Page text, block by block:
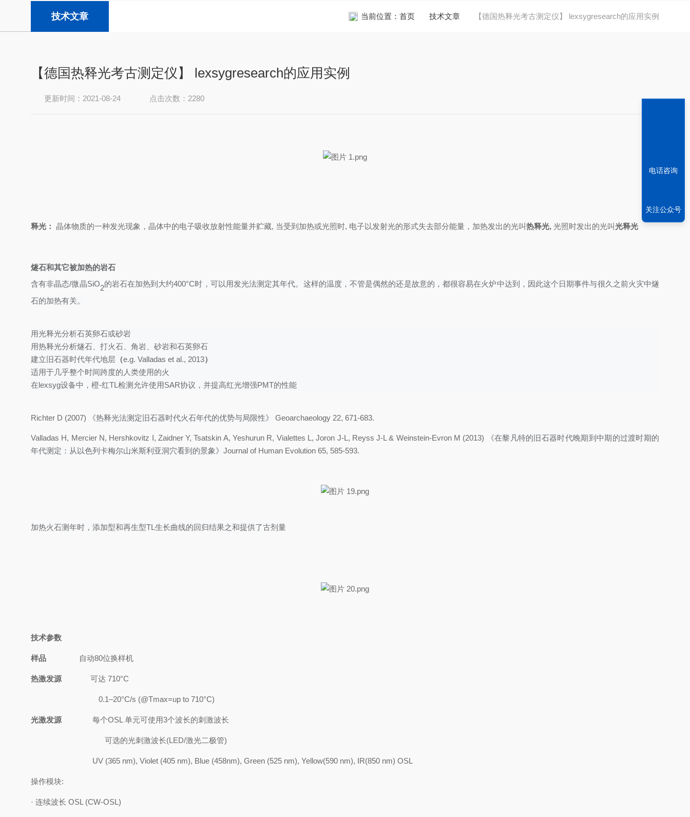
技术文章 当前位置： 首页 技术文章 【德国热释光考古测定仪】 lexsygresearch的应用实例
【德国热释光考古测定仪】 lexsygresearch的应用实例
更新时间：2021-08-24 点击次数：2280
释光： 晶体物质的一种发光现象，晶体中的电子吸收放射性能量并贮藏, 当受到加热或光照时, 电子以发射光的形式失去部分能量，加热发出的光叫热释光, 光照时发出的光叫光释光
燧石和其它被加热的岩石
含有非晶态/微晶SiO2的岩石在加热到大约400°C时，可以用发光法测定其年代。这样的温度，不管是偶然的还是故意的，都很容易在火炉中达到，因此这个日期事件与很久之前火灾中燧
石的加热有关。
用光释光分析石英卵石或砂岩
用热释光分析燧石、打火石、角岩、砂岩和石英卵石
建立旧石器时代年代地层 （e.g. Valladas et al., 2013）
适用于几乎整个时间跨度的人类使用的火
在lexsyg设备中，橙-红TL检测允许使用SAR协议，并提高红光增强PMT的性能
Richter D (2007) 《热释光法测定旧石器时代火石年代的优势与局限性》 Geoarchaeology 22, 671-683.
Valladas H, Mercier N, Hershkovitz I, Zaidner Y, Tsatskin A, Yeshurun R, Vialettes L, Joron J-L, Reyss J-L & Weinstein-Evron M (2013) 《在黎凡特的旧石器时代晚期到中期的过渡时期的
年代测定：从以色列卡梅尔山米斯利亚洞穴看到的景象》 Journal of Human Evolution 65, 585-593.
加热火石测年时，添加型和再生型TL生长曲线的回归结果之和提供了古剂量
技术参数
样品 自动80位换样机
热激发源 可达 710°C
0.1–20°C/s (@Tmax=up to 710°C)
光激发源 每个OSL 单元可使用3个波长的刺激波长
可选的光刺激波长(LED/激光二极管)
UV (365 nm), Violet (405 nm), Blue (458nm), Green (525 nm), Yellow(590 nm), IR(850 nm) OSL
操作模块:
· 连续波长 OSL (CW-OSL)
电话咨询
关注公众号